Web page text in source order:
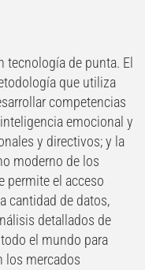
tecnología de punta. El
que utiliza
competencias
emocional y
y directivos; y la
moderno de los
permite el acceso
cantidad de datos,
detallados de
el mundo para
los mercados